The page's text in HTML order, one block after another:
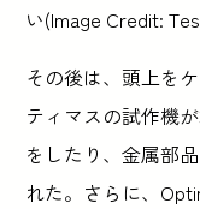
い(Image Credit:
その後は、頭上を
ティマスの試作機
をしたり、金属部
れた。さらに、